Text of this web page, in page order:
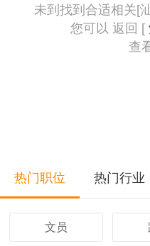
未到找到合适相关[
您可以 返回 [
查
热门职位 热门行业
文员